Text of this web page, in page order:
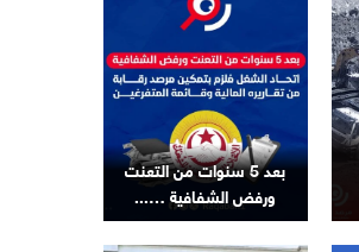
بعد 5 سنوات من التعنت
ورفض الشفافية …...